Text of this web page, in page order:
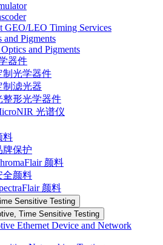
GEO/LEO Timing Services
and Pigments
and Pigments
器件
制光学器件
制滤光器
整形光学器件
光谱仪
料
牌保护
颜料
全颜料
颜料
Sensitive Testing
Time Sensitive Testing
Ethernet Device and Network